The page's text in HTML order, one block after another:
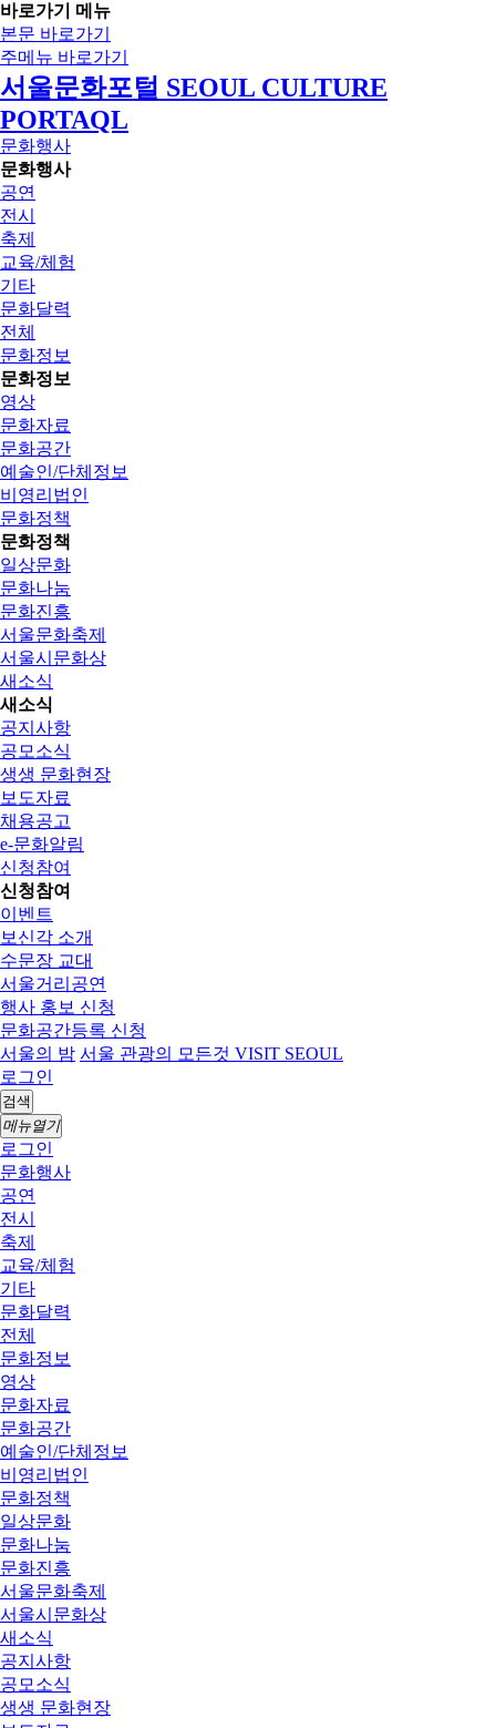
바로가기 메뉴
본문 바로가기
주메뉴 바로가기
서울문화포털 SEOUL CULTURE
PORTAQL
문화행사
문화행사
공연
전시
축제
교육/체험
기타
문화달력
전체
문화정보
문화정보
영상
문화자료
문화공간
예술인/단체정보
비영리법인
문화정책
문화정책
일상문화
문화나눔
문화진흥
서울문화축제
서울시문화상
새소식
새소식
공지사항
공모소식
생생 문화현장
보도자료
채용공고
e-문화알림
신청참여
신청참여
이벤트
보신각 소개
수문장 교대
서울거리공연
행사 홍보 신청
문화공간등록 신청
서울의 밤 서울 관광의 모든것 VISIT SEOUL
로그인
검색
메뉴열기
로그인
문화행사
공연
전시
축제
교육/체험
기타
문화달력
전체
문화정보
영상
문화자료
문화공간
예술인/단체정보
비영리법인
문화정책
일상문화
문화나눔
문화진흥
서울문화축제
서울시문화상
새소식
공지사항
공모소식
생생 문화현장